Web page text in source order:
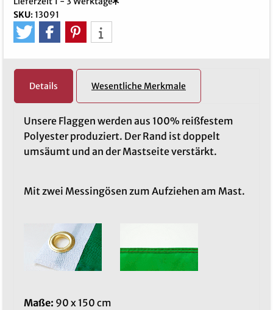
SKU: 13091
Details Wesentliche Merkmale
Unsere Flaggen werden aus 100% reißfestem
Polyester produziert. Der Rand ist doppelt
umsäumt und an der Mastseite verstärkt.
Mit zwei Messingösen zum Aufziehen am Mast.
Maße: 90 x 150 cm